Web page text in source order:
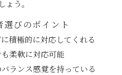
う。
びのポイント
積極的に対応してくれる
柔軟に対応可能
ランス感覚を持っている